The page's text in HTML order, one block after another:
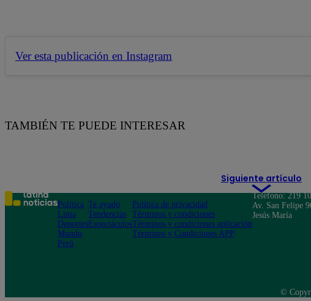
Ver esta publicación en Instagram
TAMBIÉN TE PUEDE INTERESAR
Siguiente artículo
Política
Lima
Deportes
Mundo
Perú
Te ayudo
Tendencias
Espectáculos
Política de privacidad
Términos y condiciones
Términos y condiciones aplicación
Términos y Condiciones APP
Teléfono: 219
Av. San Felipe
Jesús María
©